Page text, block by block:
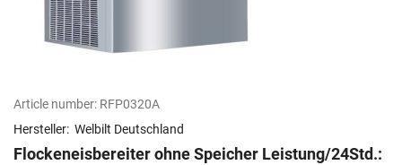
Article number: RFP0320A
Hersteller: Welbilt Deutschland
Flockeneisbereiter ohne Speicher Leistung/24Std.: